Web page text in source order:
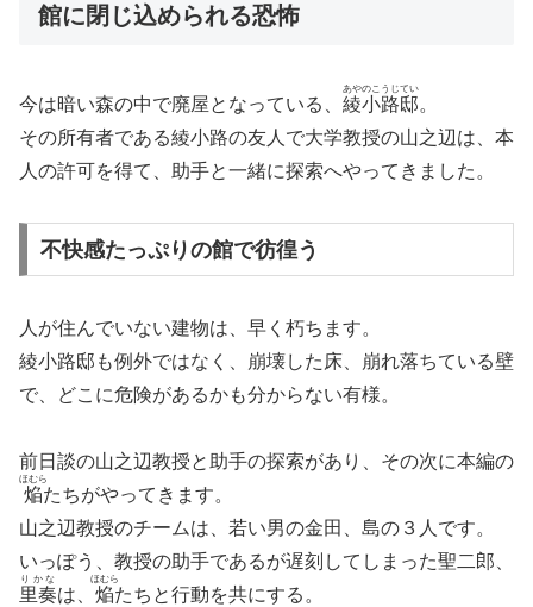
館に閉じ込められる恐怖
今は暗い森の中で廃屋となっている、 綾小路邸
あやのこうじてい
。
その所有者である綾小路の友人で大学教授の山之辺は、本
人の許可を得て、助手と一緒に探索へやってきました。
不快感たっぷりの館で彷徨う
人が住んでいない建物は、早く朽ちます。
綾小路邸も例外ではなく、崩壊した床、崩れ落ちている壁
で、どこに危険があるかも分からない有様。
前日談の山之辺教授と助手の探索があり、その次に本編の
焔
ほむら
たちがやってきます。
山之辺教授のチームは、若い男の金田、島の３人です。
いっぽう、教授の助手であるが遅刻してしまった聖二郎、
里奏
りかな
は、 焔
ほむら
たちと行動を共にする。